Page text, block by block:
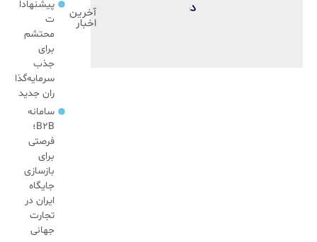
آخرین
اخبار
پیشنهادا
ت
محتشم
برای
جذب
سرمایه‌گذا
ران جدید
سامانه
B2B؛
فرصتی
برای
بازسازی
جایگاه
ایران در
تجارت
جهانی